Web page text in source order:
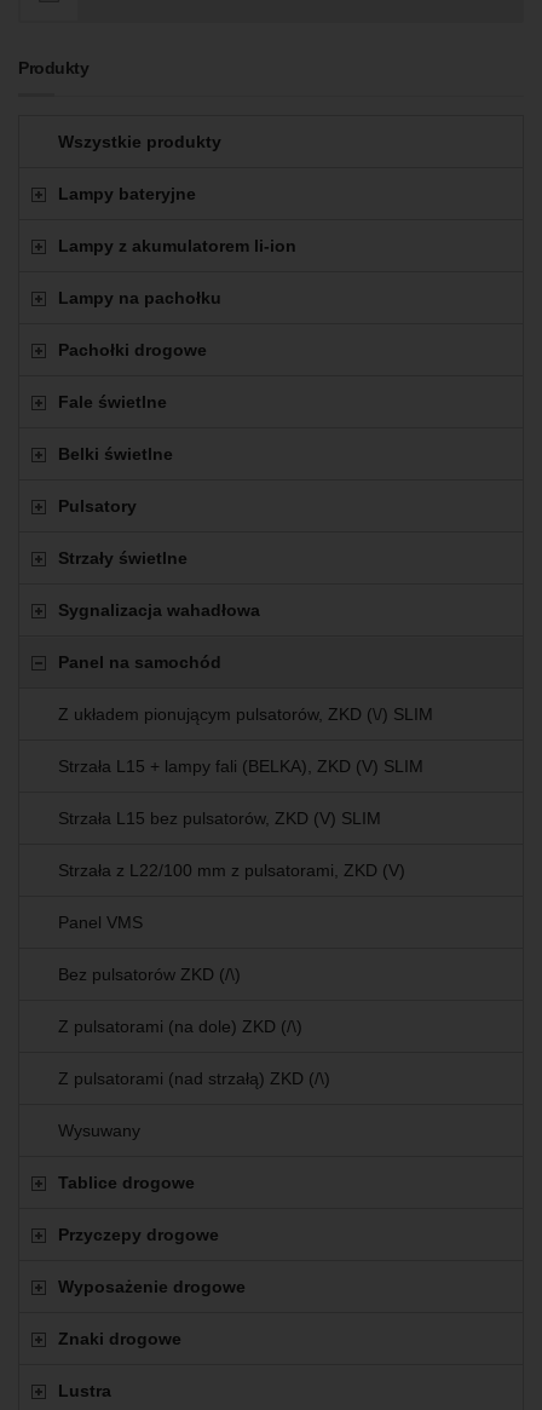
Produkty
Wszystkie produkty
Lampy bateryjne
Lampy z akumulatorem li-ion
Lampy na pachołku
Pachołki drogowe
Fale świetlne
Belki świetlne
Pulsatory
Strzały świetlne
Sygnalizacja wahadłowa
Panel na samochód
Z układem pionującym pulsatorów, ZKD (\/) SLIM
Strzała L15 + lampy fali (BELKA), ZKD (V) SLIM
Strzała L15 bez pulsatorów, ZKD (V) SLIM
Strzała z L22/100 mm z pulsatorami, ZKD (V)
Panel VMS
Bez pulsatorów ZKD (/\)
Z pulsatorami (na dole) ZKD (/\)
Z pulsatorami (nad strzałą) ZKD (/\)
Wysuwany
Tablice drogowe
Przyczepy drogowe
Wyposażenie drogowe
Znaki drogowe
Lustra